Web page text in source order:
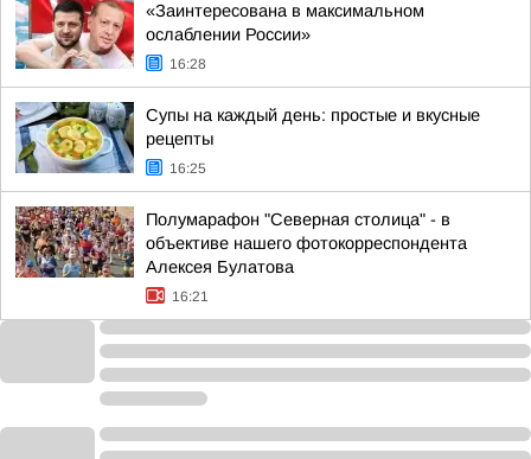
«Заинтересована в максимальном
ослаблении России»
16:28
Супы на каждый день: простые и вкусные
рецепты
16:25
Полумарафон "Северная столица" - в
объективе нашего фотокорреспондента
Алексея Булатова
16:21